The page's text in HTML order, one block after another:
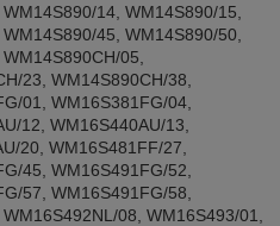
14, WM14S890/15,
45, WM14S890/50,
05,
23, WM14S890CH/38,
01, WM16S381FG/04,
12, WM16S440AU/13,
20, WM16S481FF/27,
45, WM16S491FG/52,
57, WM16S491FG/58,
08, WM16S493/01,